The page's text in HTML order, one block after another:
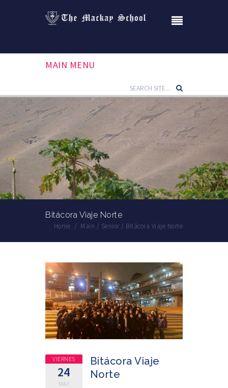
MAIN MENU
Bitácora Viaje Norte
Home / Main / Senior / Bitácora Viaje Norte
VIERNES
24
MAY
Bitácora Viaje
Norte